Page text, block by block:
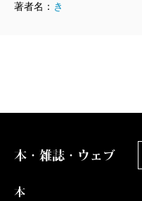
る。
の方が驚きだった。こ
著者名： き
本・雑誌・ウェブ
本